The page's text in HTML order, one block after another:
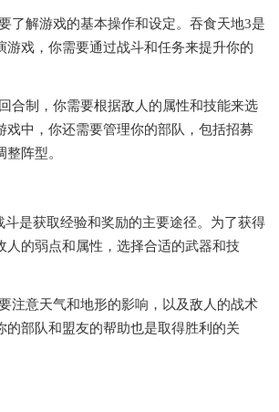
了解游戏的基本操作和设定。吞食天地3是
游戏，你需要通过战斗和任务来提升你的
合制，你需要根据敌人的属性和技能来选
戏中，你还需要管理你的部队，包括招募
阵型。
斗是获取经验和奖励的主要途径。为了获得
人的弱点和属性，选择合适的武器和技
注意天气和地形的影响，以及敌人的战术
的部队和盟友的帮助也是取得胜利的关